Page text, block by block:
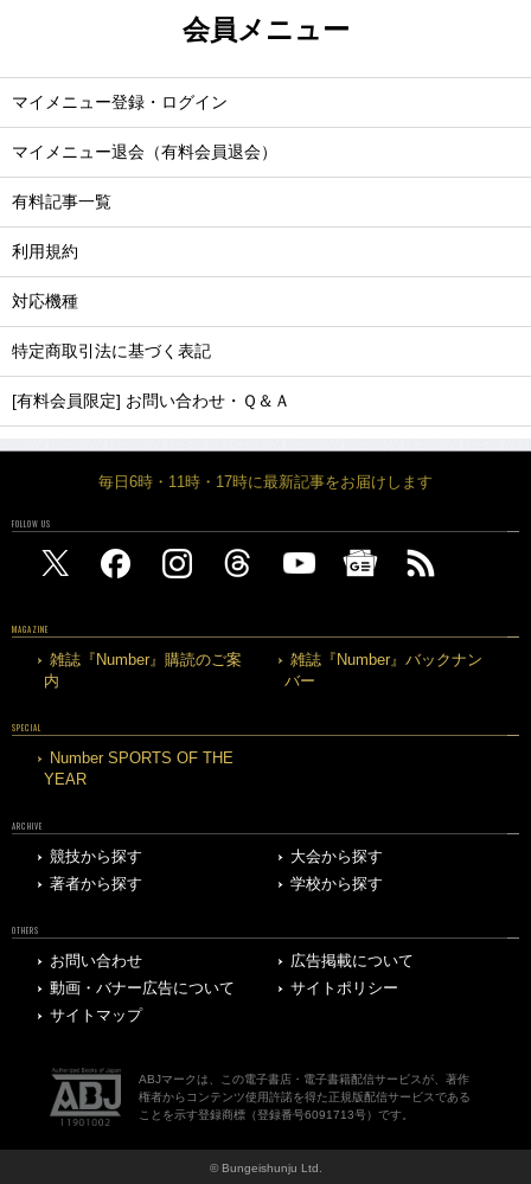
会員メニュー
マイメニュー登録・ログイン
マイメニュー退会（有料会員退会）
有料記事一覧
利用規約
対応機種
特定商取引法に基づく表記
[有料会員限定] お問い合わせ・Ｑ＆Ａ
毎日6時・11時・17時に最新記事をお届けします
FOLLOW US
MAGAZINE
雑誌『Number』購読のご案
内
雑誌『Number』バックナン
バー
SPECIAL
Number SPORTS OF THE
YEAR
ARCHIVE
競技から探す
大会から探す
著者から探す
学校から探す
OTHERS
お問い合わせ
広告掲載について
動画・バナー広告について
サイトポリシー
サイトマップ
ABJマークは、この電子書店・電子書籍配信サービスが、著作
権者からコンテンツ使用許諾を得た正規版配信サービスである
ことを示す登録商標（登録番号6091713号）です。
© Bungeishunju Ltd.